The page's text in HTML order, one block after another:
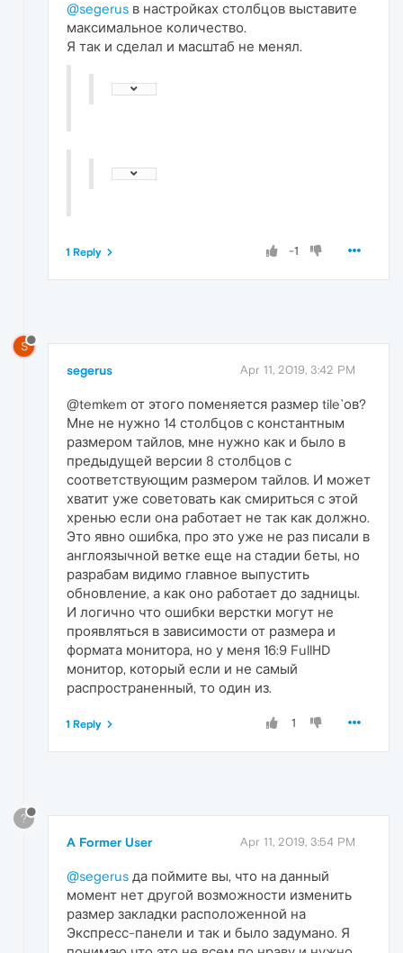
@segerus в настройках столбцов выставите
максимальное количество.
Я так и сделал и масштаб не менял.
-1
1 Reply
S
segerus Apr 11, 2019, 3:42 PM
@temkem от этого поменяется размер tile`ов?
Мне не нужно 14 столбцов с константным
размером тайлов, мне нужно как и было в
предыдущей версии 8 столбцов с
соответствующим размером тайлов. И может
хватит уже советовать как смириться с этой
хренью если она работает не так как должно.
Это явно ошибка, про это уже не раз писали в
англоязычной ветке еще на стадии беты, но
разрабам видимо главное выпустить
обновление, а как оно работает до задницы.
И логично что ошибки верстки могут не
проявляться в зависимости от размера и
формата монитора, но у меня 16:9 FullHD
монитор, который если и не самый
распространенный, то один из.
1
1 Reply
?
A Former User Apr 11, 2019, 3:54 PM
@segerus да поймите вы, что на данный
момент нет другой возможности изменить
размер закладки расположенной на
Экспресс-панели и так и было задумано. Я